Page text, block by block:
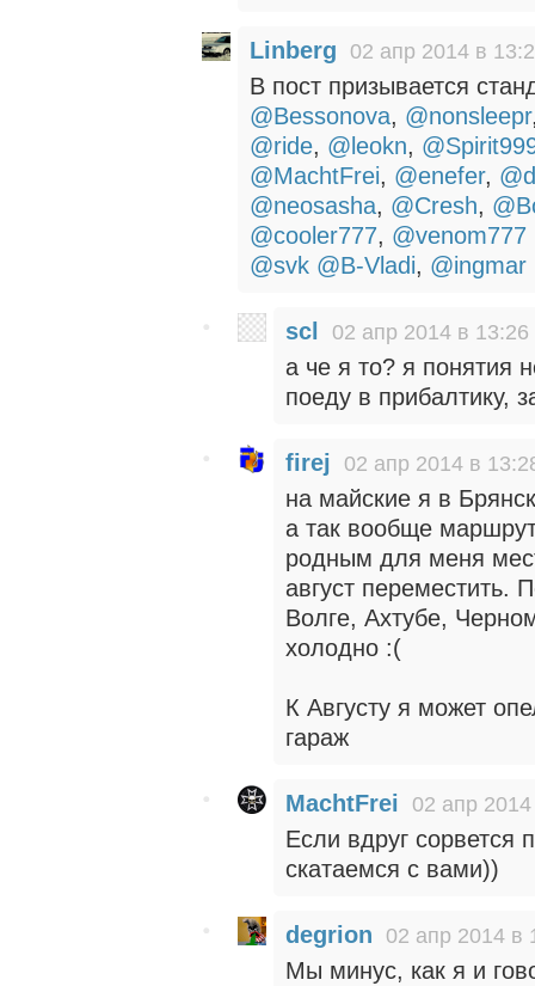
Linberg 02 апр 2014 в
В пост призывается
@Bessonova, @nonsleepr
@ride, @leokn,
@MachtFrei, @enefer,
@neosasha, @Cresh,
@cooler777, @venom777
@svk @B-Vladi, @ingmar
scl 02 апр 2014 в 13:26
а че я то? я понятия
поеду в прибалтику,
firej 02 апр 2014 в
на майские я в
а так вообще
родным для меня
август переместить.
Волге, Ахтубе,
холодно :(
К Августу я может
гараж
MachtFrei 02 апр
Если вдруг сорвется
скатаемся с вами))
degrion 02 апр 2014 в
Мы минус, как я и